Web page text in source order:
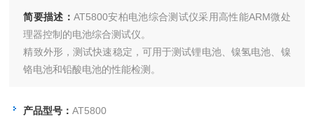
简要描述：AT5800安柏电池综合测试仪采用高性能ARM微处
理器控制的电池综合测试仪。
精致外形，测试快速稳定，可用于测试锂电池、镍氢电池、镍
铬电池和铅酸电池的性能检测。
池内阻测试、电池容量测试和综合测试。
产品型号：AT5800